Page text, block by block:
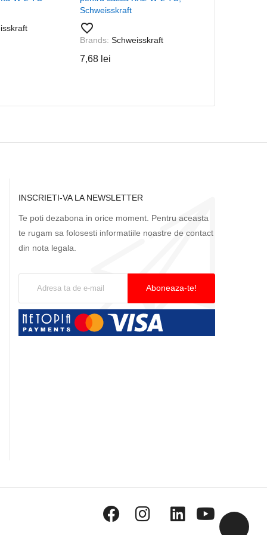
Schweisskraft
favorite_border
Brands: Schweisskraft
7,68 lei
INSCRIETI-VA LA NEWSLETTER
Te poti dezabona in orice moment. Pentru aceasta
te rugam sa folosesti informatiile noastre de contact
din nota legala.